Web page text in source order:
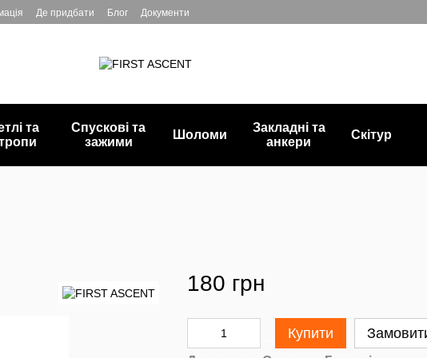
Де придбати Блог Документи
та
Спускові та
зажими
Шоломи
Закладні та
анкери
Скітур
180 грн
Купити